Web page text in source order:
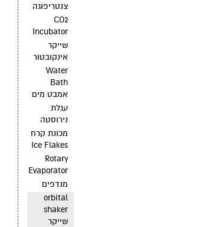
צנטריפוגה
CO2
Incubator
שייקר
אינקובטור
Water
Bath
אמבט מים
עגלת
נירוסטה
מכונת קרח
Ice Flakes
Rotary
Evaporator
מנדפים
orbital
shaker
שייקר